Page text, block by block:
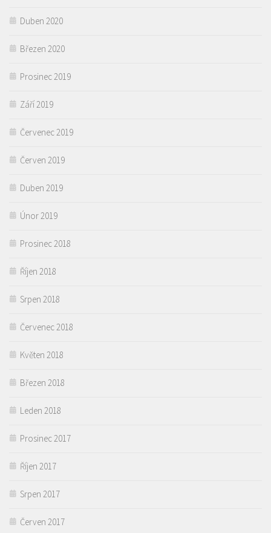
Duben 2020
Březen 2020
Prosinec 2019
Září 2019
Červenec 2019
Červen 2019
Duben 2019
Únor 2019
Prosinec 2018
Říjen 2018
Srpen 2018
Červenec 2018
Květen 2018
Březen 2018
Leden 2018
Prosinec 2017
Říjen 2017
Srpen 2017
Červen 2017